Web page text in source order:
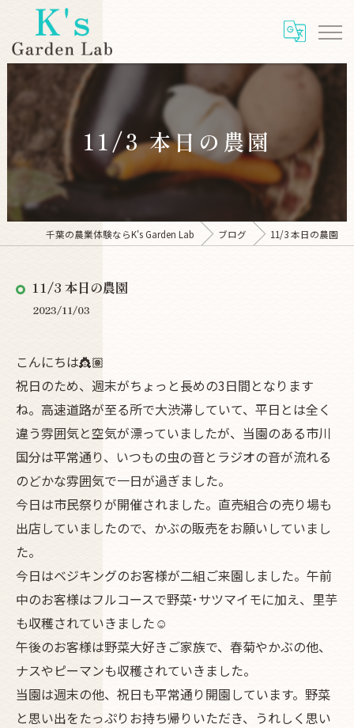
11/3 本日の農園
千葉の農業体験ならK's Garden Lab ブログ 11/3 本日の農園
11/3 本日の農園
2023/11/03
こんにちは👸🏽
祝日のため、週末がちょっと長めの3日間となります
ね。高速道路が至る所で大渋滞していて、平日とは全く
違う雰囲気と空気が漂っていましたが、当園のある市川
国分は平常通り、いつもの虫の音とラジオの音が流れる
のどかな雰囲気で一日が過ぎました。
今日は市民祭りが開催されました。直売組合の売り場も
出店していましたので、かぶの販売をお願いしていまし
た。
今日はベジキングのお客様が二組ご来園しました。午前
中のお客様はフルコースで野菜･サツマイモに加え、里芋
も収穫されていきました☺️
午後のお客様は野菜大好きご家族で、春菊やかぶの他、
ナスやピーマンも収穫されていきました。
当園は週末の他、祝日も平常通り開園しています。野菜
と思い出をたっぷりお持ち帰りいただき、うれしく思い